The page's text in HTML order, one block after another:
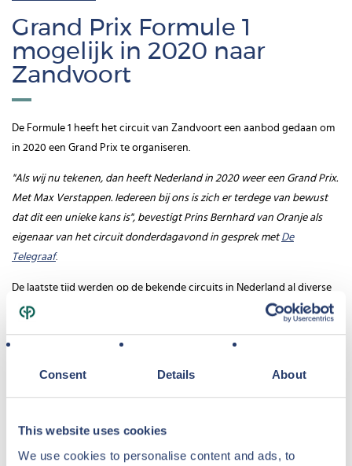
Consent Details About
This website uses cookies
We use cookies to personalise content and ads, to
Grand Prix Formule 1
mogelijk in 2020 naar
Zandvoort
De Formule 1 heeft het circuit van Zandvoort een aanbod gedaan om
in 2020 een Grand Prix te organiseren.
"Als wij nu tekenen, dan heeft Nederland in 2020 weer een Grand Prix.
Met Max Verstappen. Iedereen bij ons is zich er terdege van bewust
dat dit een unieke kans is", bevestigt Prins Bernhard van Oranje als
eigenaar van het circuit donderdagavond in gesprek metDe
Telegraaf.
De laatste tijd werden op de bekende circuits in Nederland al diverse
onderzoeken gedaan naar de haalbaarheid van het organiseren van
Amsterdam zal het mogelijk toekomstige race-evenement nog meer
toeristen naar Zandvoort laten komen.
Profiteer van de grotere toestroom toeristen